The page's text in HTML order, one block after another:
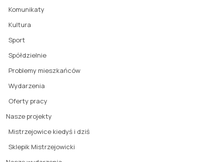
Komunikaty
Kultura
Sport
Spółdzielnie
Problemy mieszkańców
Wydarzenia
Oferty pracy
Nasze projekty
Mistrzejowice kiedyś i dziś
Sklepik Mistrzejowicki